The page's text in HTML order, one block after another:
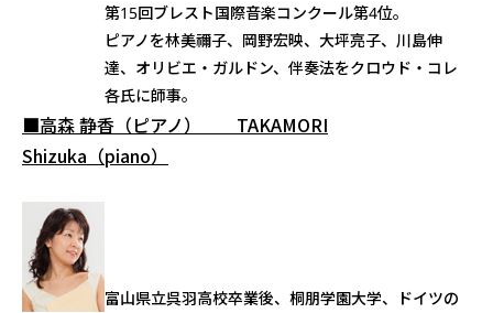
第15回ブレスト国際音楽コンクール第4位。
ピアノを林美禰子、岡野宏映、大坪亮子、川島伸
達、オリビエ・ガルドン、伴奏法をクロウド・コレ
各氏に師事。
■高森 静香（ピアノ） TAKAMORI
Shizuka（piano）
富山県立呉羽高校卒業後、桐朋学園大学、ドイツの